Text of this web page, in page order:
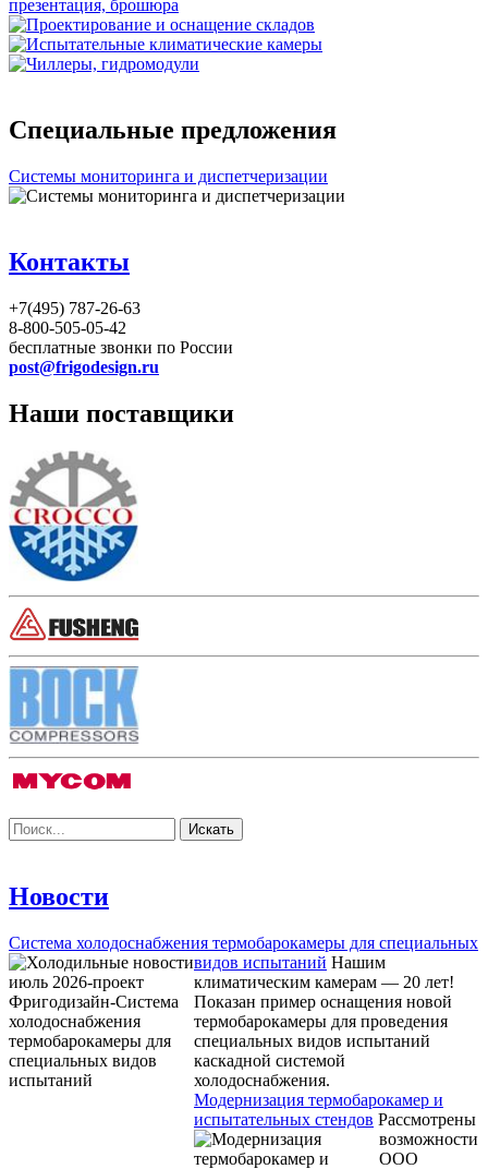
Специальные предложения
Системы мониторинга и диспетчеризации
Контакты
+7(495) 787-26-63
8-800-505-05-42
бесплатные звонки по России
post@frigodesign.ru
Наши поставщики
Новости
Система холодоснабжения термобарокамеры для специальных
видов испытаний Нашим
климатическим камерам — 20 лет!
Показан пример оснащения новой
термобарокамеры для проведения
специальных видов испытаний
каскадной системой
холодоснабжения.
Модернизация термобарокамер и
испытательных стендов Рассмотрены
возможности
ООО